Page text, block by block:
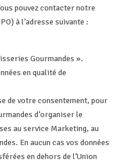
pouvez contacter notre
à l’adresse suivante :
Gourmandes ».
en qualité de
de votre consentement, pour
d’organiser le
au service Marketing, au
En aucun cas vos données
en dehors de l’Union